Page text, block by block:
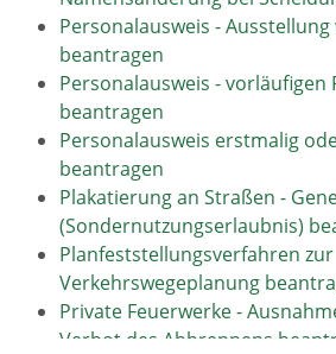
Personalausweis -
beantragen
Personalausweis - vorläufigen
beantragen
Personalausweis erstmalig
beantragen
Plakatierung an Straßen -
(Sondernutzungserlaubnis)
Planfeststellungsverfahren zur
Verkehrswegeplanung
Private Feuerwerke -
Verbot des Abbrennens